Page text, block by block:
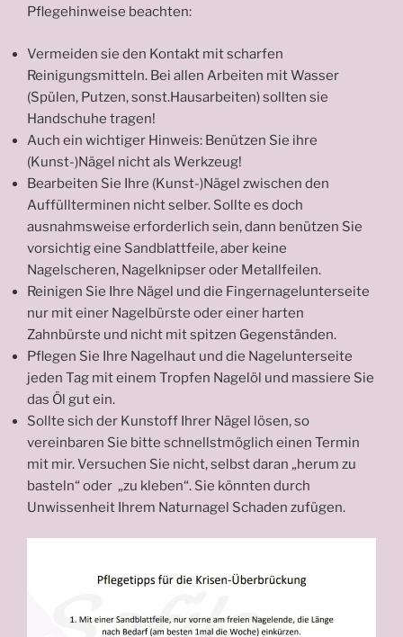
Pflegehinweise beachten:
Vermeiden sie den Kontakt mit scharfen
Reinigungsmitteln. Bei allen Arbeiten mit Wasser
(Spülen, Putzen, sonst.Hausarbeiten) sollten sie
Handschuhe tragen!
Auch ein wichtiger Hinweis: Benützen Sie ihre
(Kunst-)Nägel nicht als Werkzeug!
Bearbeiten Sie Ihre (Kunst-)Nägel zwischen den
Auffüllterminen nicht selber. Sollte es doch
ausnahmsweise erforderlich sein, dann benützen Sie
vorsichtig eine Sandblattfeile, aber keine
Nagelscheren, Nagelknipser oder Metallfeilen.
Reinigen Sie Ihre Nägel und die Fingernagelunterseite
nur mit einer Nagelbürste oder einer harten
Zahnbürste und nicht mit spitzen Gegenständen.
Pflegen Sie Ihre Nagelhaut und die Nagelunterseite
jeden Tag mit einem Tropfen Nagelöl und massiere Sie
das Öl gut ein.
Sollte sich der Kunstoff Ihrer Nägel lösen, so
vereinbaren Sie bitte schnellstmöglich einen Termin
mit mir. Versuchen Sie nicht, selbst daran „herum zu
basteln“ oder „zu kleben“. Sie könnten durch
Unwissenheit Ihrem Naturnagel Schaden zufügen.